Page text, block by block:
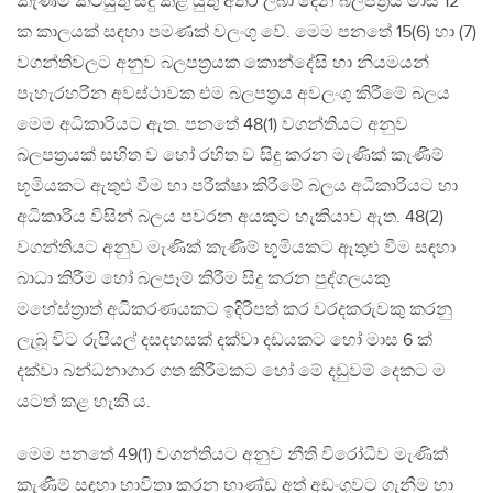
ක කාලයක් සඳහා පමණක් වලංගු වේ. මෙම පනතේ 15(6) හා (7)
වගන්තිවලට අනුව බලපත්‍රයක කොන්දේසි හා නියමයන්
පැහැරහරින අවස්ථාවක එම බලපත්‍රය අවලංගු කිරීමේ බලය
මෙම අධිකාරියට ඇත. පනතේ 48(1) වගන්තියට අනුව
බලපත්‍රයක් සහිත ව හෝ රහිත ව සිදු කරන මැණික් කැණීම්
භූමියකට ඇතුළු වීම හා පරීක්ෂා කිරීමේ බලය අධිකාරියට හා
අධිකාරිය විසින් බලය පවරන අයකුට හැකියාව ඇත. 48(2)
වගන්තියට අනුව මැණික් කැණීම් භූමියකට ඇතුළු වීම සඳහා
බාධා කිරීම හෝ බලපෑම් කිරීම සිදු කරන පුද්ගලයකු
මහේස්ත්‍රාත් අධිකරණයකට ඉදිරිපත් කර වරදකරුවකු කරනු
ලැබූ විට රුපියල් දසදහසක් දක්වා දඩයකට හෝ මාස 6 ක්
දක්වා බන්ධනාගාර ගත කිරීමකට හෝ මේ දඩුවම් දෙකට ම
යටත් කළ හැකි ය.
මෙම පනතේ 49(1) වගන්තියට අනුව නීති විරෝධීව මැණික්
කැණීම් සඳහා භාවිතා කරන භාණ්ඩ අත් අඩංගුවට ගැනීම හා